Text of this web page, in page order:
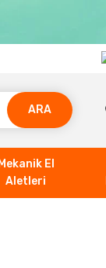
ARA
Mekanik El
Aletleri